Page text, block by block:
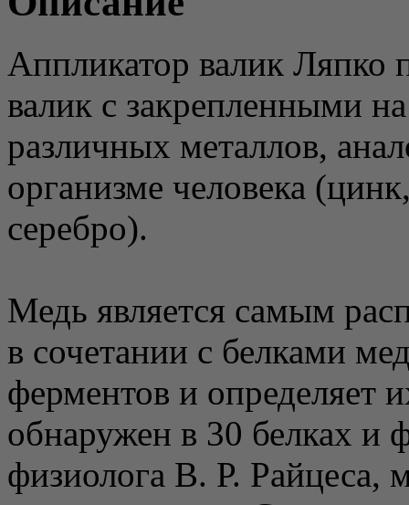
Аппликатор валик Ляпко
валик с закрепленными
различных металлов,
организме человека
серебро).
Медь является самым
в сочетании с белками
ферментов и определяет
обнаружен в 30 белках
физиолога В. Р. Райцеса,